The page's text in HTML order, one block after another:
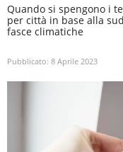
Quando si spengono i
per città in base alla
fasce climatiche
Pubblicato: 8 Aprile 2023